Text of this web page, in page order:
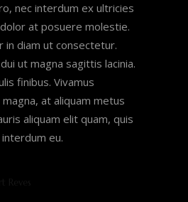
nec interdum ex ultricies
at posuere molestie.
in diam ut consectetur.
ut magna sagittis lacinia.
finibus. Vivamus
at aliquam metus
aliquam elit quam, quis
eu.